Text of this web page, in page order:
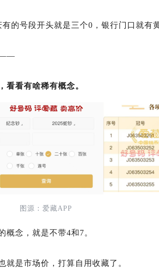
的号段开头就是三个0，银行门口就有
——
看看有啥稀有概念。
图源：爱藏APP
概念，就是不带4和7。
就是市场价，打算自用收藏了。